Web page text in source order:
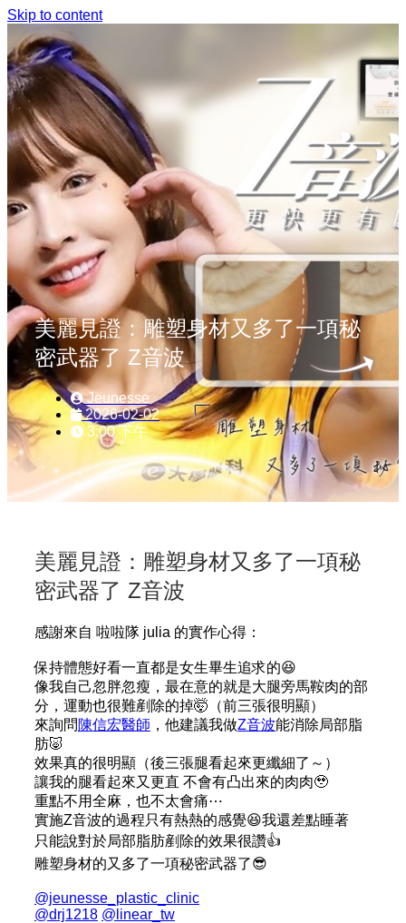
Skip to content
美麗見證：雕塑身材又多了一項秘
密武器了 Z音波
Jeunesse
2026-02-02
3:00 下午
美麗見證：雕塑身材又多了一項秘
密武器了 Z音波
感謝來自 啦啦隊 julia 的實作心得：
保持體態好看一直都是女生畢生追求的😆
像我自己忽胖忽瘦，最在意的就是大腿旁馬鞍肉的部
分，運動也很難剷除的掉🤯（前三張很明顯）
來詢問 陳信宏醫師 ，他建議我做Z音波能消除局部脂
肪🐷
效果真的很明顯（後三張腿看起來更纖細了～）
讓我的腿看起來又更直 不會有凸出來的肉肉🥹
重點不用全麻，也不太會痛⋯
實施Z音波的過程只有熱熱的感覺😆我還差點睡著
只能說對於局部脂肪剷除的效果很讚👍
雕塑身材的又多了一項秘密武器了😎
@jeunesse_plastic_clinic
@drj1218 @linear_tw